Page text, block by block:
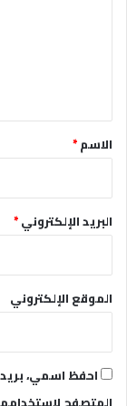
*الاسم*
البريد الإلكتروني*
الموقع الإلكتروني
احفظ اسمي،